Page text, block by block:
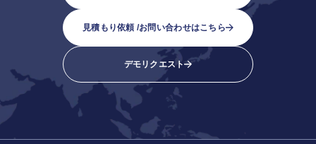
見積もり依頼 /お問い合わせはこちら
デモリクエスト